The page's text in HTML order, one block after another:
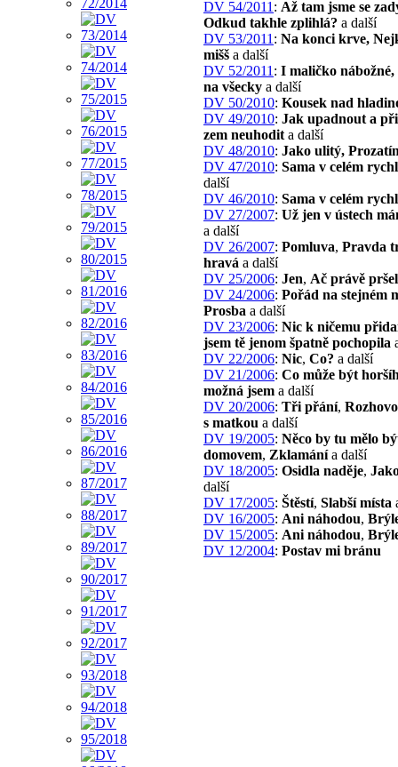
DV 54/2011 : Až tam jsme se
Odkud takhle zplihlá? a další
DV 53/2011 : Na konci krve,
mišš a další
DV 52/2011 : I maličko
na všecky a další
DV 50/2010: Kousek nad
DV 49/2010: Jak upadnout a
zem neuhodit a další
DV 48/2010: Jako ulitý,
DV 47/2010: Sama v celém
další
DV 46/2010: Sama v celém
DV 27/2007: Už jen v ústech
a další
DV 26/2007: Pomluva, Pravda
hravá a další
DV 25/2006: Jen, Ač právě
DV 24/2006: Pořád na stejném
Prosba a další
DV 23/2006: Nic k ničemu
jsem tě jenom špatně pochopila
DV 22/2006: Nic, Co? a další
DV 21/2006: Co může být
možná jsem a další
DV 20/2006: Tři přání,
s matkou a další
DV 19/2005: Něco by tu mělo
domovem, Zklamánía další
DV 18/2005: Osidla naděje,
další
DV 17/2005: Štěstí, Slabší místa
DV 16/2005: Ani náhodou,
DV 15/2005: Ani náhodou,
DV 12/2004: Postav mi bránu